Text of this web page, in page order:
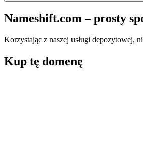
Nameshift.com – prosty
Korzystając z naszej usługi depozytowej,
Kup tę domenę